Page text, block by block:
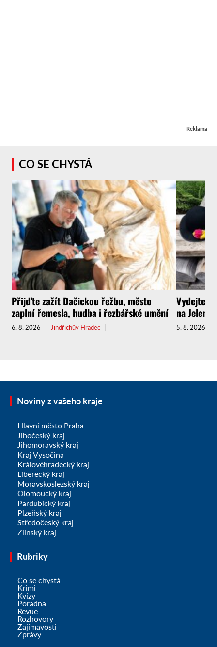
Reklama
CO SE CHYSTÁ
Přijďte zažít Dačickou řežbu, město
zaplní řemesla, hudba i řezbářské umění
6. 8. 2026 Jindřichův Hradec
Vydejte
na
5. 8. 2026
Noviny z vašeho kraje
Hlavní město Praha
Jihočeský kraj
Jihomoravský kraj
Kraj Vysočina
Královéhradecký kraj
Liberecký kraj
Moravskoslezský kraj
Olomoucký kraj
Pardubický kraj
Plzeňský kraj
Středočeský kraj
Zlínský kraj
Rubriky
Co se chystá
Krimi
Kvízy
Poradna
Revue
Rozhovory
Zajímavosti
Zprávy